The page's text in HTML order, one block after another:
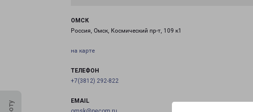
ОМСК
Россия, Омск, Космический пр-т, 109 к1
на карте
ТЕЛЕФОН
+7(3812) 292-822
EMAIL